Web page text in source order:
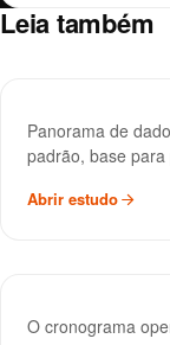
Leia também
Guia do
Panorama de
padrão, base
Abrir estudo
Checklist
O cronograma